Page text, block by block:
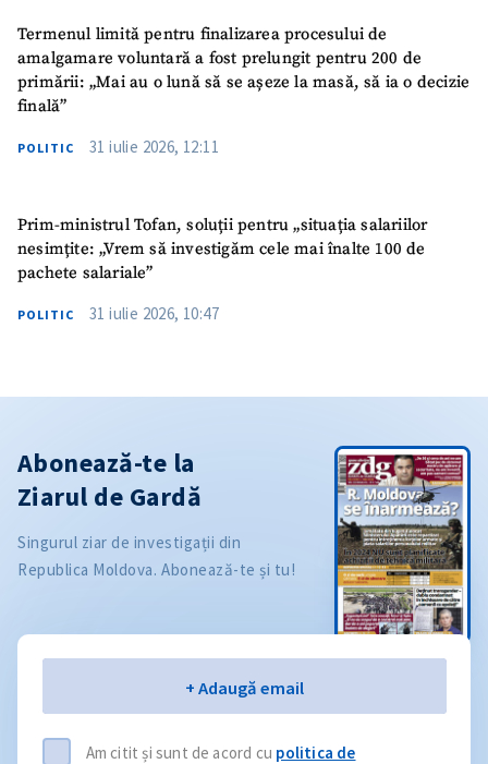
Termenul limită pentru finalizarea procesului de
amalgamare voluntară a fost prelungit pentru 200 de
primării: „Mai au o lună să se așeze la masă, să ia o decizie
finală”
POLITIC 31 iulie 2026, 12:11
Prim-ministrul Tofan, soluții pentru „situația salariilor
nesimțite: „Vrem să investigăm cele mai înalte 100 de
pachete salariale”
POLITIC 31 iulie 2026, 10:47
Abonează-te la
Ziarul de Gardă
Singurul ziar de investigații din
Republica Moldova. Abonează-te și tu!
+ Adaugă email
Am citit și sunt de acord cu politica de